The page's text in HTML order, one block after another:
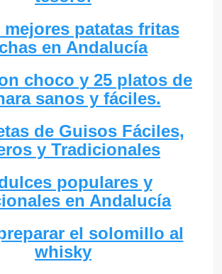
mejores patatas fritas
en Andalucía
choco y 25 platos de
sanos y fáciles.
de Guisos Fáciles,
y Tradicionales
populares y
en Andalucía
el solomillo al
whisky